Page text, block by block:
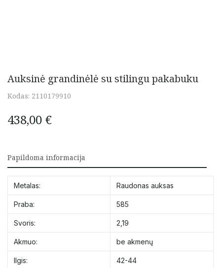
Auksinė grandinėlė su stilingu pakabuku
Kodas: 2110179910
438,00 €
Papildoma informacija
Metalas: Raudonas auksas
Praba: 585
Svoris: 2,19
Akmuo: be akmenų
Ilgis: 42-44